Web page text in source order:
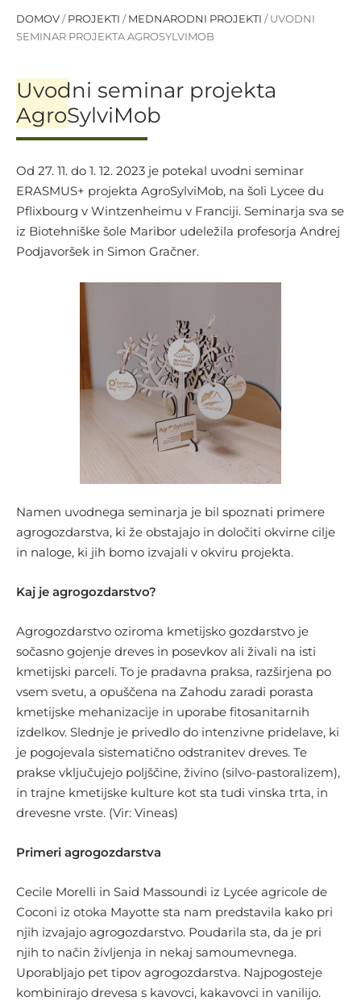
DOMOV / PROJEKTI / MEDNARODNI PROJEKTI / UVODNI
SEMINAR PROJEKTA AGROSYLVIMOB
Uvodni seminar projekta
AgroSylviMob
Od 27. 11. do 1. 12. 2023 je potekal uvodni seminar
ERASMUS+ projekta AgroSylviMob, na šoli Lycee du
Pflixbourg v Wintzenheimu v Franciji. Seminarja sva se
iz Biotehniške šole Maribor udeležila profesorja Andrej
Podjavoršek in Simon Gračner.
Namen uvodnega seminarja je bil spoznati primere
agrogozdarstva, ki že obstajajo in določiti okvirne cilje
in naloge, ki jih bomo izvajali v okviru projekta.
Kaj je agrogozdarstvo?
Agrogozdarstvo oziroma kmetijsko gozdarstvo je
sočasno gojenje dreves in posevkov ali živali na isti
kmetijski parceli. To je pradavna praksa, razširjena po
vsem svetu, a opuščena na Zahodu zaradi porasta
kmetijske mehanizacije in uporabe fitosanitarnih
izdelkov. Slednje je privedlo do intenzivne pridelave, ki
je pogojevala sistematično odstranitev dreves. Te
prakse vključujejo poljščine, živino (silvo-pastoralizem),
in trajne kmetijske kulture kot sta tudi vinska trta, in
drevesne vrste. (Vir: Vineas)
Primeri agrogozdarstva
Cecile Morelli in Said Massoundi iz Lycée agricole de
Coconi iz otoka Mayotte sta nam predstavila kako pri
njih izvajajo agrogozdarstvo. Poudarila sta, da je pri
njih to način življenja in nekaj samoumevnega.
Uporabljajo pet tipov agrogozdarstva. Najpogosteje
kombinirajo drevesa s kavovci, kakavovci in vanilijo.